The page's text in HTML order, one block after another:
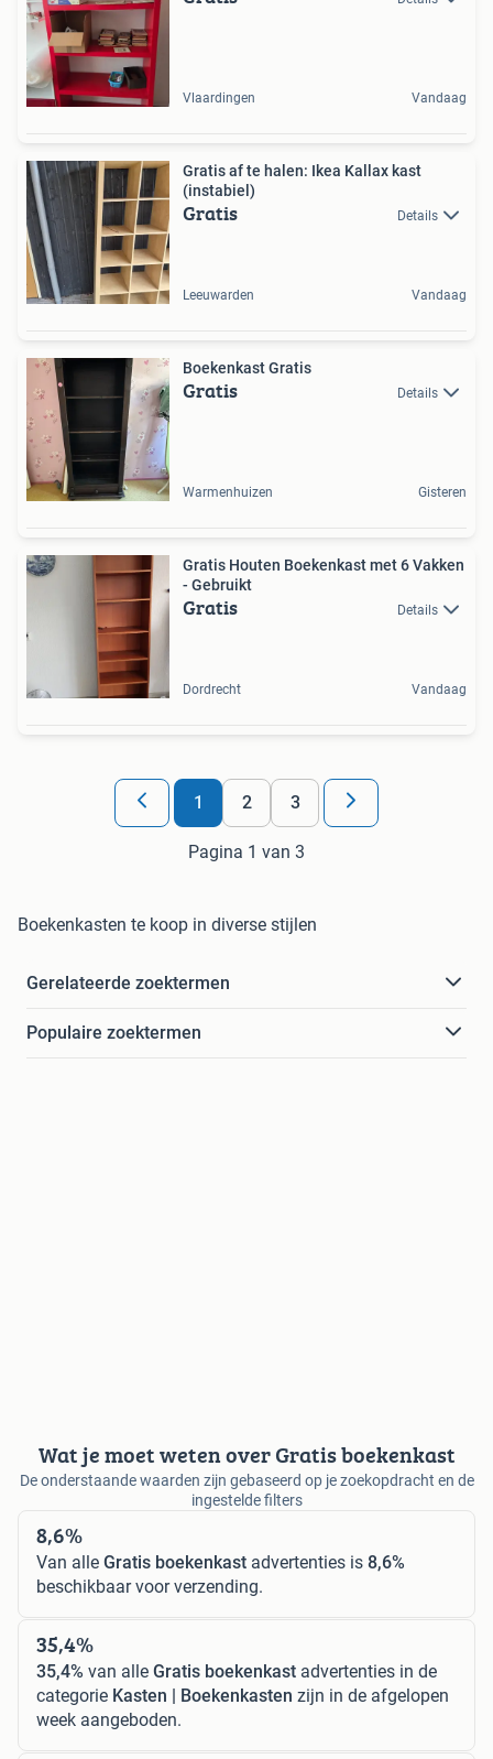
Vlaardingen Vandaag
Gratis af te halen: Ikea Kallax kast
(instabiel)
Gratis Details
Leeuwarden Vandaag
Boekenkast Gratis
Gratis Details
Warmenhuizen Gisteren
Gratis Houten Boekenkast met 6 Vakken
- Gebruikt
Gratis Details
Dordrecht Vandaag
1 2 3
Pagina 1 van 3
Boekenkasten te koop in diverse stijlen
Gerelateerde zoektermen
Populaire zoektermen
Wat je moet weten over Gratis boekenkast
De onderstaande waarden zijn gebaseerd op je zoekopdracht en de
ingestelde filters
8,6%
Van alle Gratis boekenkast advertenties is 8,6%
beschikbaar voor verzending.
35,4%
35,4% van alle Gratis boekenkast advertenties in de
categorie Kasten | Boekenkasten zijn in de afgelopen
week aangeboden.